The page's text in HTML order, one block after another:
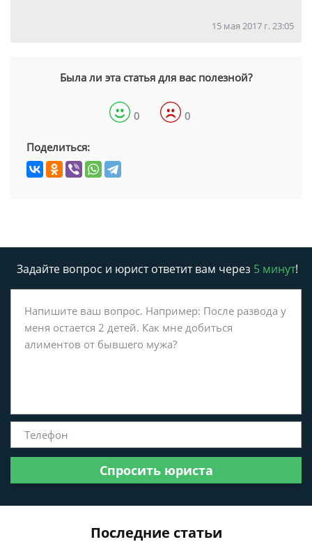
15 мая 2017 г. 23:05
Была ли эта статья для вас полезной?
0 0
Поделиться:
Задайте вопрос и юрист ответит вам через 5 минут!
Спросить юриста
Последние статьи